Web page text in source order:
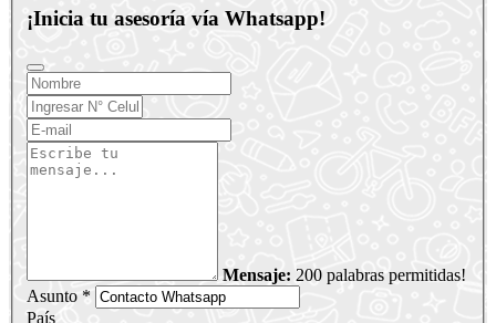
¡Inicia tu asesoría vía Whatsapp!
Mensaje: 200 palabras permitidas!
Asunto *
País